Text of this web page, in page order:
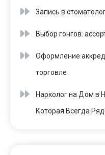
Запись в
Выбор гонгов:
Оформление
торговле
Нарколог на Дом в
Которая Всегда